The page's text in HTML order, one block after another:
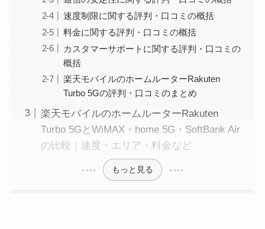
速度制限に関する評判・口コミの概括
料金に関する評判・口コミの概括
カスタマーサポートに関する評判・口コミの
概括
楽天モバイルのホームルーターRakuten
Turbo 5Gの評判・口コミのまとめ
楽天モバイルのホームルーターRakuten
Turbo 5GとWiMAX・home 5G・SoftBank Air
の比較｜速度・エリア・料金など
もっと見る